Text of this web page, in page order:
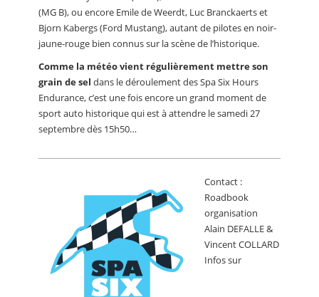
(MG B), ou encore Emile de Weerdt, Luc Branckaerts et
Bjorn Kabergs (Ford Mustang), autant de pilotes en noir-
jaune-rouge bien connus sur la scène de l’historique.
Comme la météo vient régulièrement mettre son
grain de sel dans le déroulement des Spa Six Hours
Endurance, c’est une fois encore un grand moment de
sport auto historique qui est à attendre le samedi 27
septembre dès 15h50…
Contact :
Roadbook
organisation
Alain DEFALLE &
Vincent COLLARD
Infos sur